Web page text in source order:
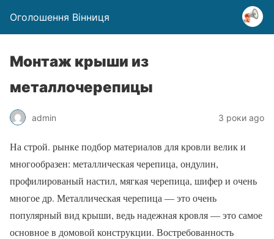
Оголошення Вінниця
Монтаж крыши из
металлочерепицы
admin 3 роки ago
На строй. рынке подбор материалов для кровли велик и
многообразен: металлическая черепица, ондулин,
профилированый настил, мягкая черепица, шифер и очень
многое др. Металлическая черепица — это очень
популярный вид крыши, ведь надежная кровля — это самое
основное в домовой конструкции. Востребованность